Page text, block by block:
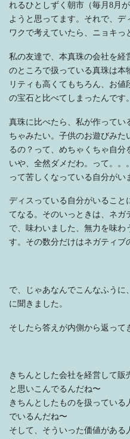
れるひとしずく朝市（毎月8月
ようと思ってます。それで、デ
ワクで考えていたら、ニョキっ
私の友達で、本真珠の会社を経
のところで扱っている真珠は本
リティも高くてもちろん、お
の宝石と比べてしまったんです
真珠に比べたら、私が作ってい
ちゃみたい。子供のお遊びみ
るの？って、めちゃくちゃ自分
いや、全然ダメだわ。って。。
って苦しくなっている自分がい
ディスっている自分がいること
てなる。そのいっときは、ネガ
で、味わいました、無力を味わ
す。その数分だけはネガティブ
で、じゃあなんでこんなふう
に聞きました。
そしたら答えが内側から返って
きちんとした会社を経営して販
と思いこんでるんだね〜
きちんとしたものを扱ってい
でいるんだね〜
そして、そういった価値があ